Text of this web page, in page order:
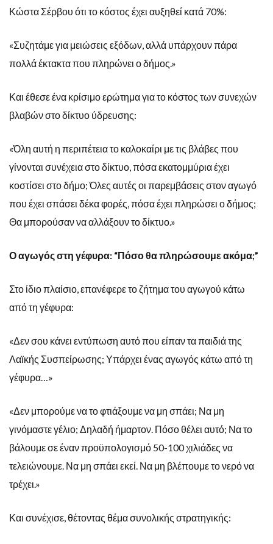
Κώστα Σέρβου ότι το κόστος έχει αυξηθεί κατά 70%:
«Συζητάμε για μειώσεις εξόδων, αλλά υπάρχουν πάρα
πολλά έκτακτα που πληρώνει ο δήμος.»
Και έθεσε ένα κρίσιμο ερώτημα για το κόστος των συνεχών
βλαβών στο δίκτυο ύδρευσης:
«Όλη αυτή η περιπέτεια το καλοκαίρι με τις βλάβες που
γίνονται συνέχεια στο δίκτυο, πόσα εκατομμύρια έχει
κοστίσει στο δήμο; Όλες αυτές οι παρεμβάσεις στον αγωγό
που έχει σπάσει δέκα φορές, πόσα έχει πληρώσει ο δήμος;
Θα μπορούσαν να αλλάξουν το δίκτυο.»
Ο αγωγός στη γέφυρα: “Πόσο θα πληρώσουμε ακόμα;”
Στο ίδιο πλαίσιο, επανέφερε το ζήτημα του αγωγού κάτω
από τη γέφυρα:
«Δεν σου κάνει εντύπωση αυτό που είπαν τα παιδιά της
Λαϊκής Συσπείρωσης; Υπάρχει ένας αγωγός κάτω από τη
γέφυρα…»
«Δεν μπορούμε να το φτιάξουμε να μη σπάει; Να μη
γινόμαστε γέλιο; Δηλαδή ήμαρτον. Πόσο θέλει αυτό; Να το
βάλουμε σε έναν προϋπολογισμό 50-100 χιλιάδες να
τελειώνουμε. Να μη σπάει εκεί. Να μη βλέπουμε το νερό να
τρέχει.»
Και συνέχισε, θέτοντας θέμα συνολικής στρατηγικής: